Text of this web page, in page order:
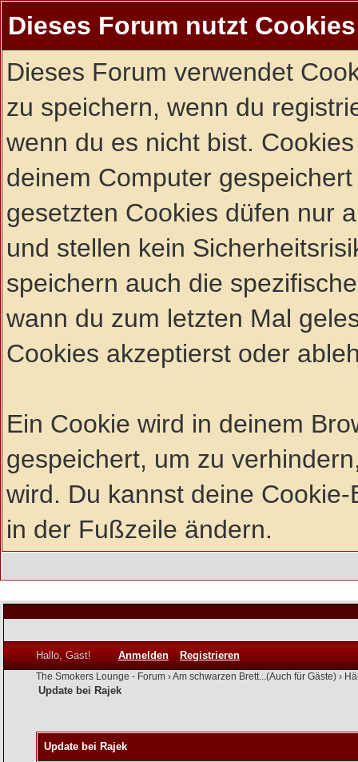
Dieses Forum nutzt Cookies
Dieses Forum verwendet
zu speichern, wenn du
wenn du es nicht bist.
deinem Computer
gesetzten Cookies düfen nur
und stellen kein
speichern auch die
wann du zum letzten Mal
Cookies akzeptierst oder
Ein Cookie wird in deinem
gespeichert, um zu
wird. Du kannst deine
in der Fußzeile ändern.
Hallo, Gast! Anmelden Registrieren
The Smokers Lounge - Forum ›Am schwarzen Brett...(Auch für Gäste) ›
Update bei Rajek
Update bei Rajek